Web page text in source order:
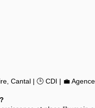
Cantal | 🕒 CDI | 💼